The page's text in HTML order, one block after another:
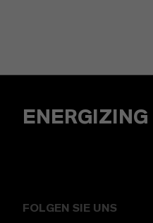
ENERGIZING
FOLGEN SIE UNS